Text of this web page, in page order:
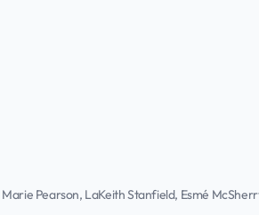
Pearson, LaKeith Stanfield, Esmé